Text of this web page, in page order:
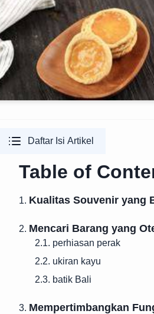
Daftar Isi Artikel
Table of
1. Kualitas Souvenir yang
2. Mencari Barang yang
2.1. perhiasan perak
2.2. ukiran kayu
2.3. batik Bali
3. Mempertimbangkan